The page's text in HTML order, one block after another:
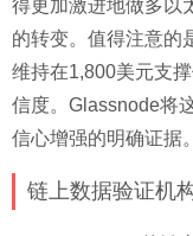
得更加激进地做多以
的转变。值得注意的
维持在1,800美元支
信度。Glassnode将
信心增强的明确证据。
链上数据验证机